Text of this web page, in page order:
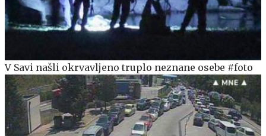
V Savi našli okrvavljeno truplo neznane osebe #foto